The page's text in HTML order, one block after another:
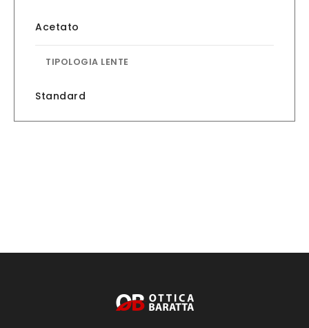
Acetato
TIPOLOGIA LENTE
Standard